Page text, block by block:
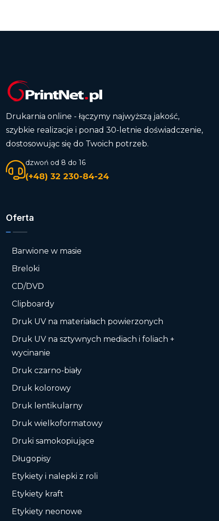
Drukarnia online - łączymy najwyższą jakość,
szybkie realizacje i ponad 30-letnie doświadczenie,
dostosowując się do Twoich potrzeb.
dzwoń od 8 do 16
(+48) 32 230-84-24
Oferta
Barwione w masie
Breloki
CD/DVD
Clipboardy
Druk UV na materiałach powierzonych
Druk UV na sztywnych mediach i foliach +
wycinanie
Druk czarno-biały
Druk kolorowy
Druk lentikularny
Druk wielkoformatowy
Druki samokopiujące
Długopisy
Etykiety i nalepki z roli
Etykiety kraft
Etykiety neonowe